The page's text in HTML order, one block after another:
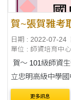
賀~張賀雅考
日期 : 2022-07-24
單位 : 師資培育中心
賀～ 101級師資生張賀雅通過教師甄選， 錄取分發至臺中市
立忠明高級中學
更多訊息